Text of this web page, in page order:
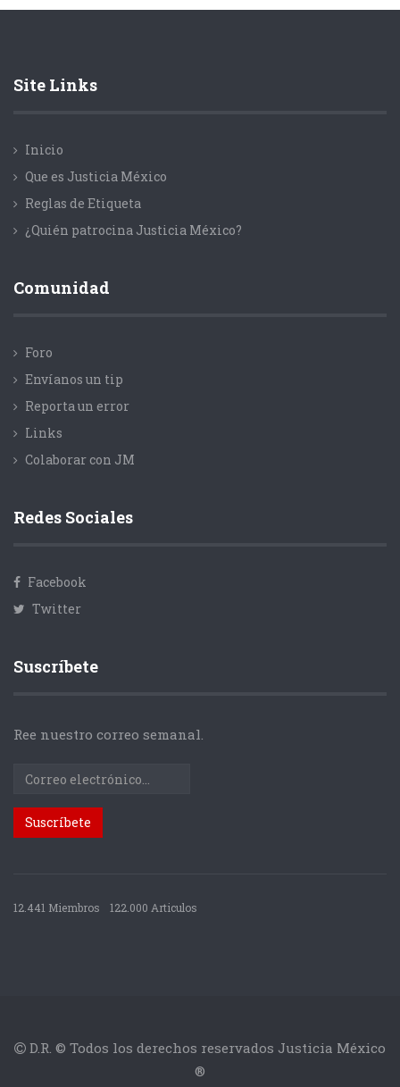
Site Links
Inicio
Que es Justicia México
Reglas de Etiqueta
¿Quién patrocina Justicia México?
Comunidad
Foro
Envíanos un tip
Reporta un error
Links
Colaborar con JM
Redes Sociales
Facebook
Twitter
Suscríbete
Ree nuestro correo semanal.
12.441 Miembros 122.000 Articulos
D.R. © Todos los derechos reservados Justicia México
®